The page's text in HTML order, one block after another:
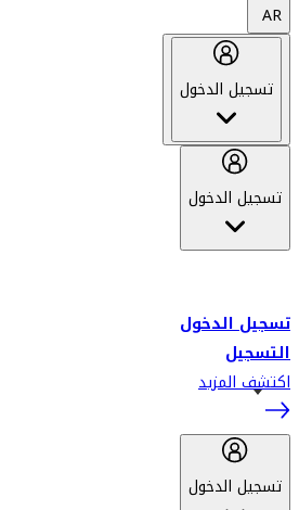
AR
تسجيل الدخول
تسجيل الدخول
تسجيل الدخول
التسجيل
اكتشف المزيد
تسجيل الدخول